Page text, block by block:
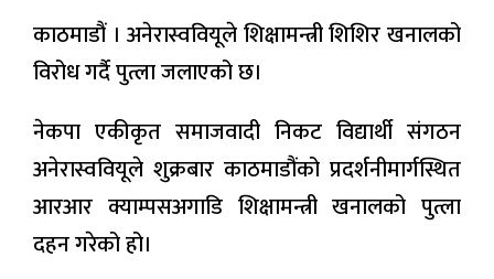
काठमाडौं । अनेरास्ववियूले शिक्षामन्त्री शिशिर खनालको
विरोध गर्दै पुत्ला जलाएको छ।
नेकपा एकीकृत समाजवादी निकट विद्यार्थी संगठन
अनेरास्ववियूले शुक्रबार काठमाडौंको प्रदर्शनीमार्गस्थित
आरआर क्याम्पसअगाडि शिक्षामन्त्री खनालको पुत्ला
दहन गरेको हो।